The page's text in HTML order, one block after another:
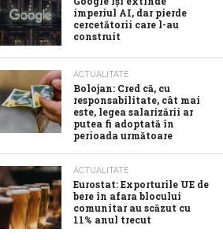
imperiul AI, dar pierde
cercetătorii care l-au
construit
ACTUALITATE
Bolojan: Cred că, cu
responsabilitate, cât mai
este, legea salarizării ar
putea fi adoptată în
perioada următoare
ACTUALITATE
Eurostat: Exporturile UE de
bere în afara blocului
comunitar au scăzut cu
11% anul trecut